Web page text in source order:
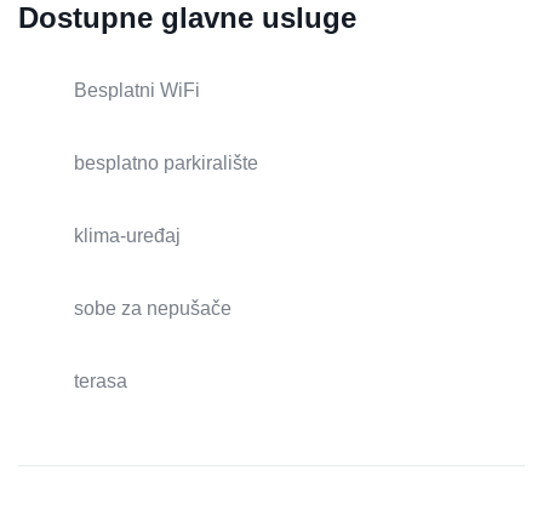
Dostupne glavne usluge
Besplatni WiFi
besplatno parkiralište
klima-uređaj
sobe za nepušače
terasa